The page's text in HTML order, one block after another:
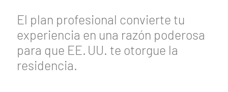
El plan profesional convierte tu
experiencia en una razón poderosa
para que EE. UU. te otorgue la
residencia.